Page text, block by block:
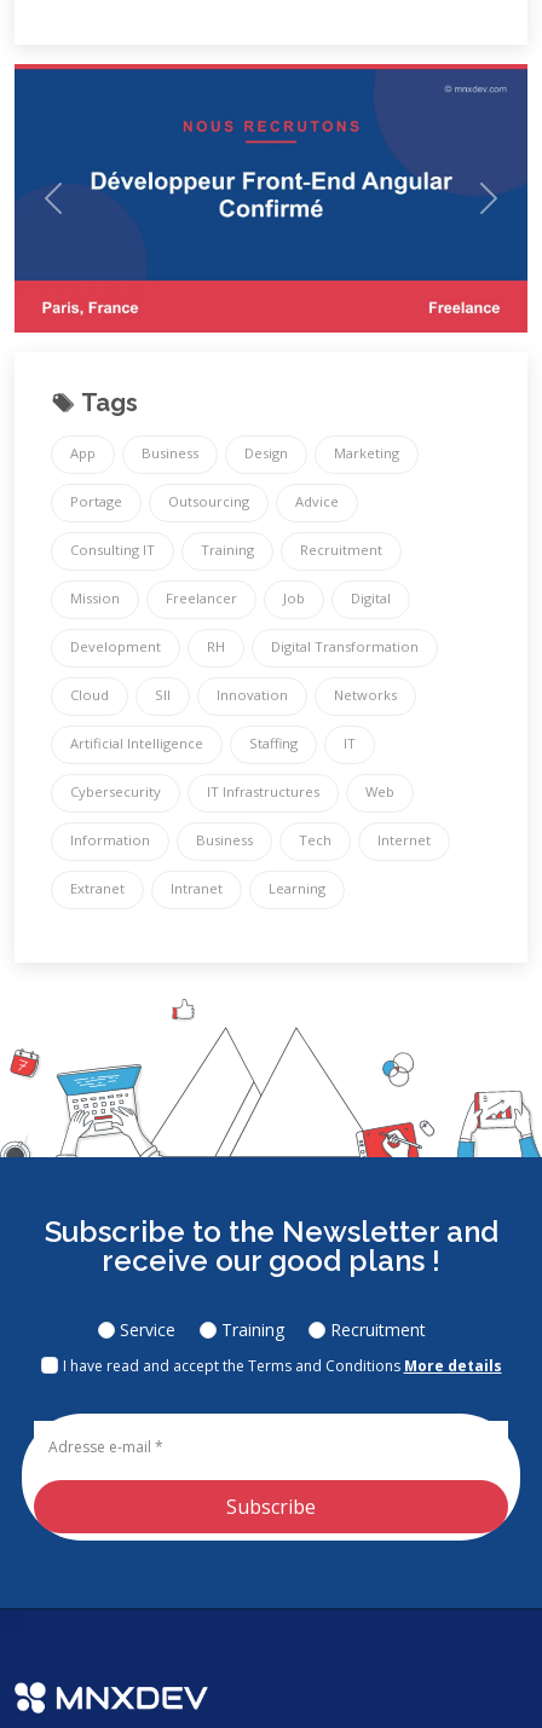
Tags
App Business Design Marketing
Portage Outsourcing Advice
Consulting IT Training Recruitment
Mission Freelancer Job Digital
Development RH Digital Transformation
Cloud SII Innovation Networks
Artificial Intelligence Staffing IT
Cybersecurity IT Infrastructures Web
Information Business Tech Internet
Extranet Intranet Learning
Subscribe to the Newsletter and
receive our good plans !
Service Training Recruitment
I have read and accept the Terms and Conditions More details
Subscribe